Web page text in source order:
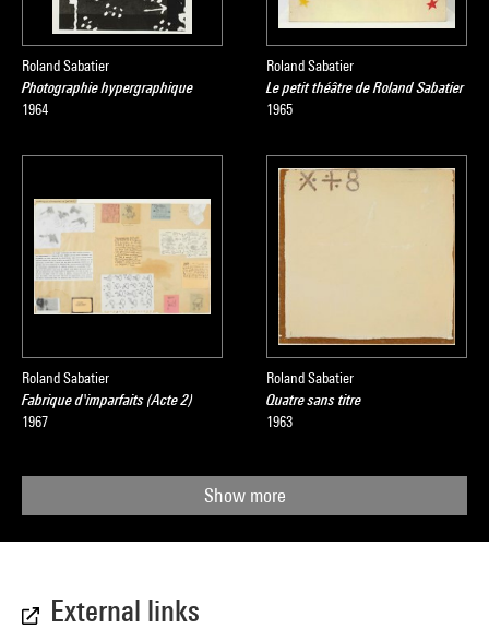
Roland Sabatier
Photographie hypergraphique
1964
Roland Sabatier
Le petit théâtre de Roland Sabatier
1965
Roland Sabatier
Fabrique d'imparfaits (Acte 2)
1967
Roland Sabatier
Quatre sans titre
1963
Show more
External links